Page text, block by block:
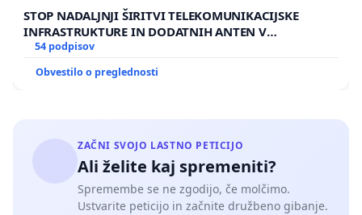
STOP NADALJNJI ŠIRITVI TELEKOMUNIKACIJSKE
INFRASTRUKTURE IN DODATNIH ANTEN V
GRADIŠČAKU
54 podpisov
Obvestilo o preglednosti
ZAČNI SVOJO LASTNO PETICIJO
Ali želite kaj spremeniti?
Spremembe se ne zgodijo, če molčimo.
Ustvarite peticijo in začnite družbeno gibanje.